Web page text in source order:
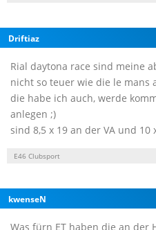
Driftiaz
Rial daytona race sind meine
nicht so teuer wie die le mans
die habe ich auch, werde
anlegen ;)
sind 8,5 x 19 an der VA und 10
E46 Clubsport
kwenseN
Was fürn ET haben die an der